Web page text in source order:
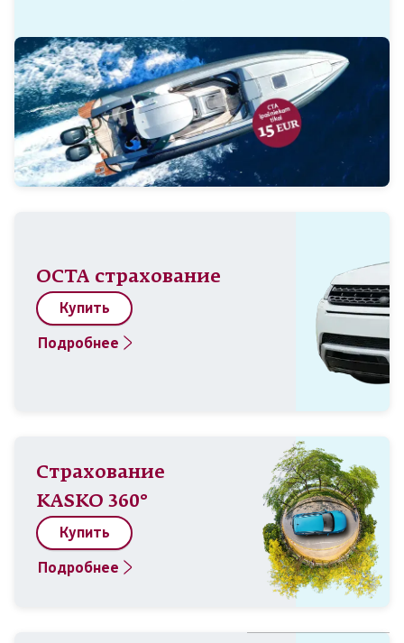
ОСТА страхование
Купить
Подробнее
Страхование
KASKO 360°
Купить
Подробнее